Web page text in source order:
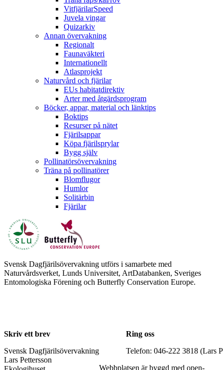
VitfjärilarSpeed
Juvela vingar
Quizarkiv
Annan övervakning
Regionalt
Faunaväkteri
Internationellt
Atlasprojekt
Naturvård och fjärilar
EUs habitatdirektiv
Arter med åtgärdsprogram
Böcker, appar, material och länktips
Boktips
Resurser på nätet
Fjärilsappar
Köpa fjärilsprylar
Bygg själv
Pollinatörsövervakning
Träna på pollinatörer
Blomflugor
Humlor
Solitärbin
Fjärilar
Svensk Dagfjärilsövervakning utförs i samarbete med
Naturvårdsverket, Lunds Universitet, ArtDatabanken, Sveriges
Entomologiska Förening och Butterfly Conservation Europe.
Skriv ett brev
Svensk Dagfjärilsövervakning
Lars Pettersson
Ring oss
Telefon: 046-222 3818 (Lars
Webbplatsen är byggd med open-